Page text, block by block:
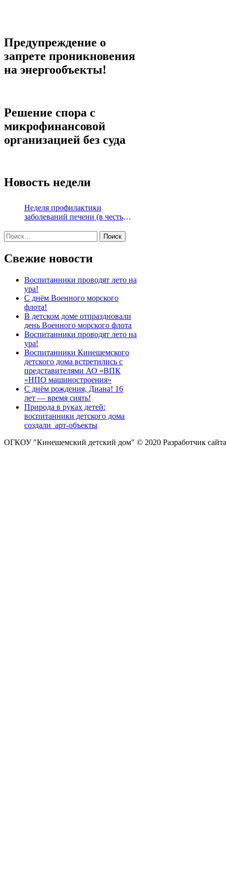
Предупреждение о
запрете проникновения
на энергообъекты!
Решение спора с
микрофинансовой
организацией без суда
Новость недели
Неделя профилактики
заболеваний печени (в честь
Найти:
Свежие новости
Воспитанники проводят лето на
ура!
С днём Военного морского
флота!
В детском доме отпраздновали
день Военного морского флота
Воспитанники проводят лето на
ура!
Воспитанники Кинешемского
детского дома встретились с
представителями АО «ВПК
«НПО машиностроения»
С днём рождения, Диана! 16
лет — время сиять!
Природа в руках детей:
воспитанники детского дома
создали арт-объекты
ОГКОУ "Кинешемский детский дом" © 2020 Разработчик